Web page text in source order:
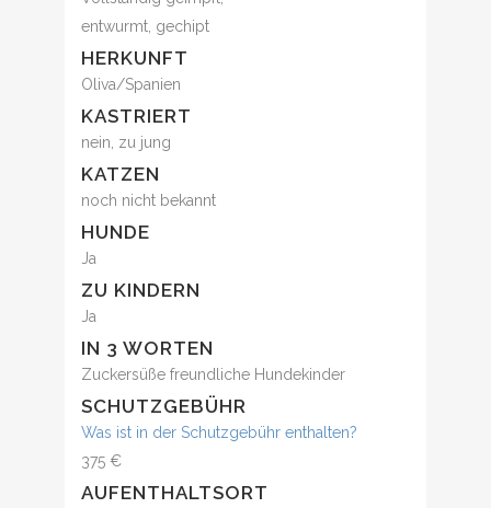
entwurmt, gechipt
HERKUNFT
Oliva/Spanien
KASTRIERT
nein, zu jung
KATZEN
noch nicht bekannt
HUNDE
Ja
ZU KINDERN
Ja
IN 3 WORTEN
Zuckersüße freundliche Hundekinder
SCHUTZGEBÜHR
Was ist in der Schutzgebühr enthalten?
375 €
AUFENTHALTSORT